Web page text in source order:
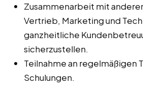
Zusammenarbeit mit
Vertrieb, Marketing und
ganzheitliche
sicherzustellen.
Teilnahme an regelmäßigen
Schulungen.